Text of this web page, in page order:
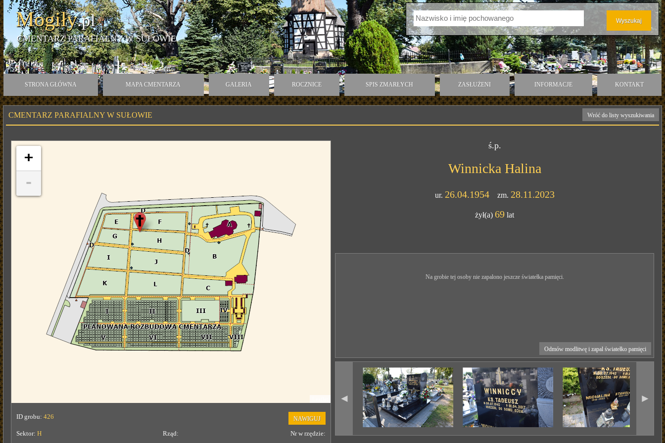
Mogiły.pl
CMENTARZ PARAFIALNY W SUŁOWIE
STRONA GŁÓWNA MAPA CMENTARZA GALERIA ROCZNICE SPIS ZMARŁYCH ZASŁUŻENI INFORMACJE KONTAKT
CMENTARZ PARAFIALNY W SUŁOWIE Wróć do listy wyszukiwania
+
-
ID grobu: 426 NAWIGUJ
Sektor: H Rząd: Nr w rzędzie:
ś.p.
Winnicka Halina
ur. 26.04.1954zm. 28.11.2023
żył(a) 69 lat
Na grobie tej osoby nie zapalono jeszcze światełka pamięci.
Odmów modlitwę i zapal światełko pamięci
◄ ►